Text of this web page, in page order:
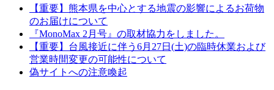
【重要】熊本県を中心とする地震の影響によるお荷物
のお届けについて
『MonoMax 2月号』の取材協力をしました。
【重要】台風接近に伴う6月27日(土)の臨時休業および
営業時間変更の可能性について
偽サイトへの注意喚起